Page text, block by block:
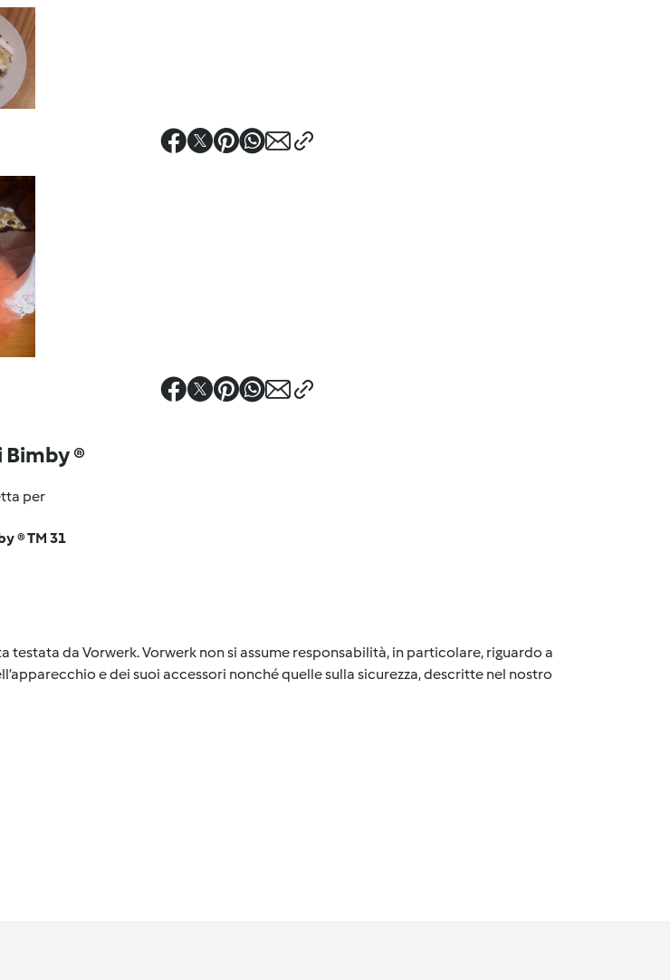
®
per
® TM 31
da Vorwerk. Vorwerk non si assume responsabilità, in particolare, riguardo a
e dei suoi accessori nonché quelle sulla sicurezza, descritte nel nostro